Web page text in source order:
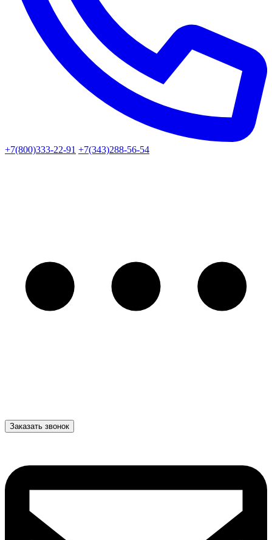
+7(800)333-22-91 +7(343)288-56-54
Заказать звонок